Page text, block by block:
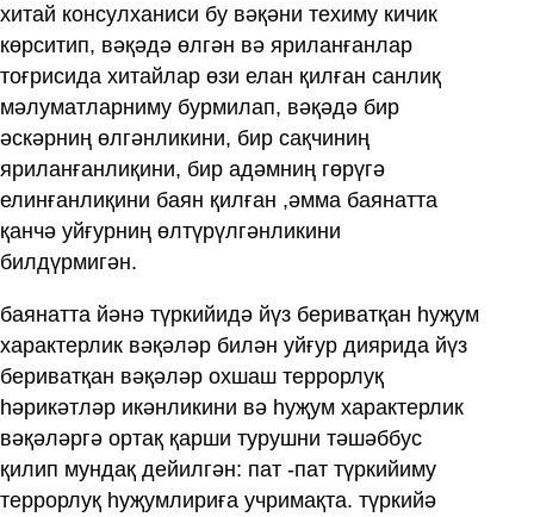
хитай консулханиси бу вәқәни техиму кичик
көрситип, вәқәдә өлгән вә яриланғанлар
тоғрисида хитайлар өзи елан қилған санлиқ
мәлуматларниму бурмилап, вәқәдә бир
әскәрниң өлгәнликини, бир сақчиниң
яриланғанлиқини, бир адәмниң гөрүгә
елинғанлиқини баян қилған ,әмма баянатта
қанчә уйғурниң өлтүрүлгәнликини
билдүрмигән.
баянатта йәнә түркийидә йүз бериватқан һуҗум
характерлик вәқәләр билән уйғур диярида йүз
бериватқан вәқәләр охшаш террорлуқ
һәрикәтләр икәнликини вә һуҗум характерлик
вәқәләргә ортақ қарши турушни тәшәббус
қилип мундақ дейилгән: пат -пат түркийиму
террорлуқ һуҗумлириға учримақта. түркийә